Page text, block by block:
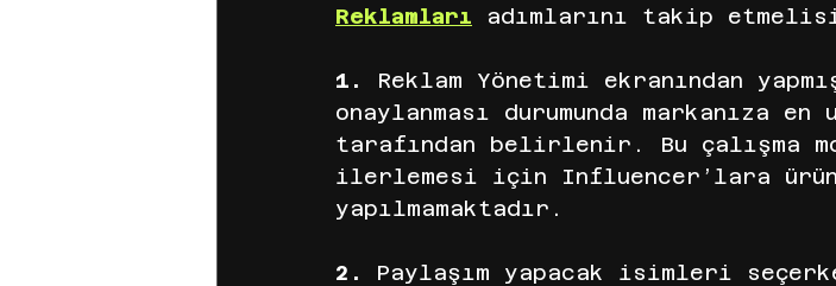
Ticaret Shopify Meta temu
LC Waikiki lc waikiki
Reklamları
adımlarını takip
1. Reklam Yönetimi ekranından
onaylanması durumunda markanıza
tarafından belirlenir. Bu çalışma
ilerlemesi için Influencer’lara
yapılmamaktadır.
2.
Paylaşım yapacak isimleri